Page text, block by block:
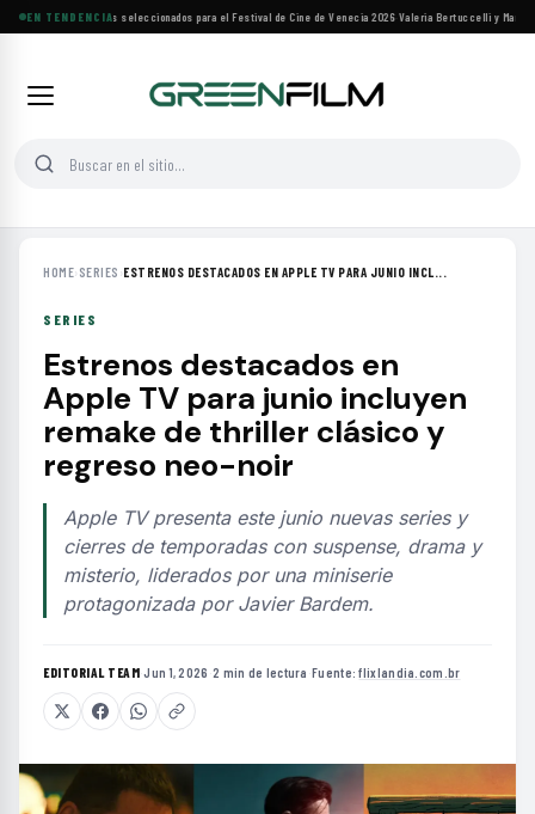
EN TENDENCIA
Siete filmes árabes seleccionados para el Festival de Cine de Venecia 2026·Valeria Bertuccelli y Martín
HOME› SERIES ›ESTRENOS DESTACADOS EN APPLE TV PARA JUNIO INCL...
SERIES
Estrenos destacados en
Apple TV para junio incluyen
remake de thriller clásico y
regreso neo-noir
Apple TV presenta este junio nuevas series y
cierres de temporadas con suspense, drama y
misterio, liderados por una miniserie
protagonizada por Javier Bardem.
EDITORIAL TEAM·Jun 1, 2026 ·2 min de lectura ·Fuente:flixlandia.com.br